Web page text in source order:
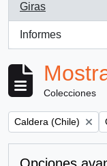
Giras
, 1 resultados
Informes
, 1 resultados
Colecciones
Remove filter:
Caldera (Chile)